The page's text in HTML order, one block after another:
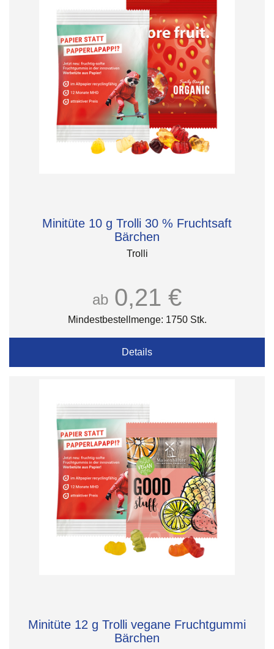
Minitüte 10 g Trolli 30 % Fruchtsaft
Bärchen
Trolli
ab 0,21 €
Mindestbestellmenge: 1750 Stk.
Details
Minitüte 12 g Trolli vegane Fruchtgummi
Bärchen